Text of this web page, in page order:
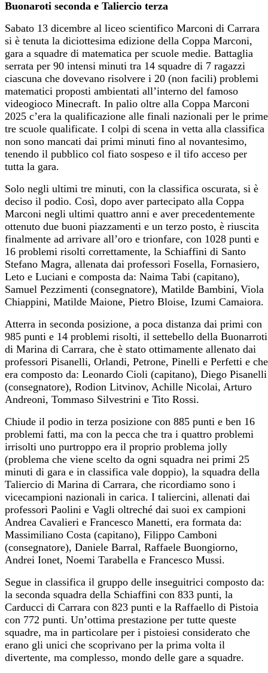
Buonaroti seconda e Taliercio terza
Sabato 13 dicembre al liceo scientifico Marconi di Carrara
si è tenuta la diciottesima edizione della Coppa Marconi,
gara a squadre di matematica per scuole medie. Battaglia
serrata per 90 intensi minuti tra 14 squadre di 7 ragazzi
ciascuna che dovevano risolvere i 20 (non facili) problemi
matematici proposti ambientati all’interno del famoso
videogioco Minecraft. In palio oltre alla Coppa Marconi
2025 c’era la qualificazione alle finali nazionali per le prime
tre scuole qualificate. I colpi di scena in vetta alla classifica
non sono mancati dai primi minuti fino al novantesimo,
tenendo il pubblico col fiato sospeso e il tifo acceso per
tutta la gara.
Solo negli ultimi tre minuti, con la classifica oscurata, si è
deciso il podio. Così, dopo aver partecipato alla Coppa
Marconi negli ultimi quattro anni e aver precedentemente
ottenuto due buoni piazzamenti e un terzo posto, è riuscita
finalmente ad arrivare all’oro e trionfare, con 1028 punti e
16 problemi risolti correttamente, la Schiaffini di Santo
Stefano Magra, allenata dai professori Fosella, Fornasiero,
Leto e Luciani e composta da: Naima Tabi (capitano),
Samuel Pezzimenti (consegnatore), Matilde Bambini, Viola
Chiappini, Matilde Maione, Pietro Bloise, Izumi Camaiora.
Atterra in seconda posizione, a poca distanza dai primi con
985 punti e 14 problemi risolti, il settebello della Buonarroti
di Marina di Carrara, che è stato ottimamente allenato dai
professori Pisanelli, Orlandi, Petrone, Pinelli e Perfetti e che
era composto da: Leonardo Cioli (capitano), Diego Pisanelli
(consegnatore), Rodion Litvinov, Achille Nicolai, Arturo
Andreoni, Tommaso Silvestrini e Tito Rossi.
Chiude il podio in terza posizione con 885 punti e ben 16
problemi fatti, ma con la pecca che tra i quattro problemi
irrisolti uno purtroppo era il proprio problema jolly
(problema che viene scelto da ogni squadra nei primi 25
minuti di gara e in classifica vale doppio), la squadra della
Taliercio di Marina di Carrara, che ricordiamo sono i
vicecampioni nazionali in carica. I taliercini, allenati dai
professori Paolini e Vagli oltreché dai suoi ex campioni
Andrea Cavalieri e Francesco Manetti, era formata da:
Massimiliano Costa (capitano), Filippo Camboni
(consegnatore), Daniele Barral, Raffaele Buongiorno,
Andrei Ionet, Noemi Tarabella e Francesco Mussi.
Segue in classifica il gruppo delle inseguitrici composto da:
la seconda squadra della Schiaffini con 833 punti, la
Carducci di Carrara con 823 punti e la Raffaello di Pistoia
con 772 punti. Un’ottima prestazione per tutte queste
squadre, ma in particolare per i pistoiesi considerato che
erano gli unici che scoprivano per la prima volta il
divertente, ma complesso, mondo delle gare a squadre.